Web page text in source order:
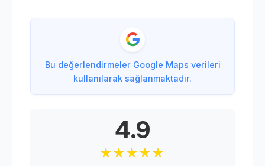
Bu değerlendirmeler Google Maps verileri
kullanılarak sağlanmaktadır.
4.9